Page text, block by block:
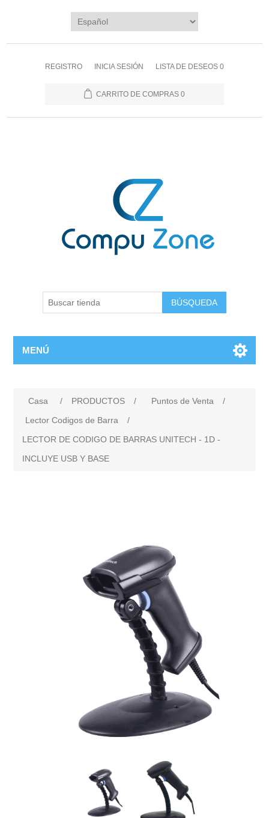
REGISTRO INICIA SESIÓN LISTA DE DESEOS 0
CARRITO DE COMPRAS 0
BÚSQUEDA
MENÚ
Casa / PRODUCTOS / Puntos de Venta
/
Lector Codigos de Barra
/
LECTOR DE CODIGO DE BARRAS UNITECH - 1D -
INCLUYE USB Y BASE